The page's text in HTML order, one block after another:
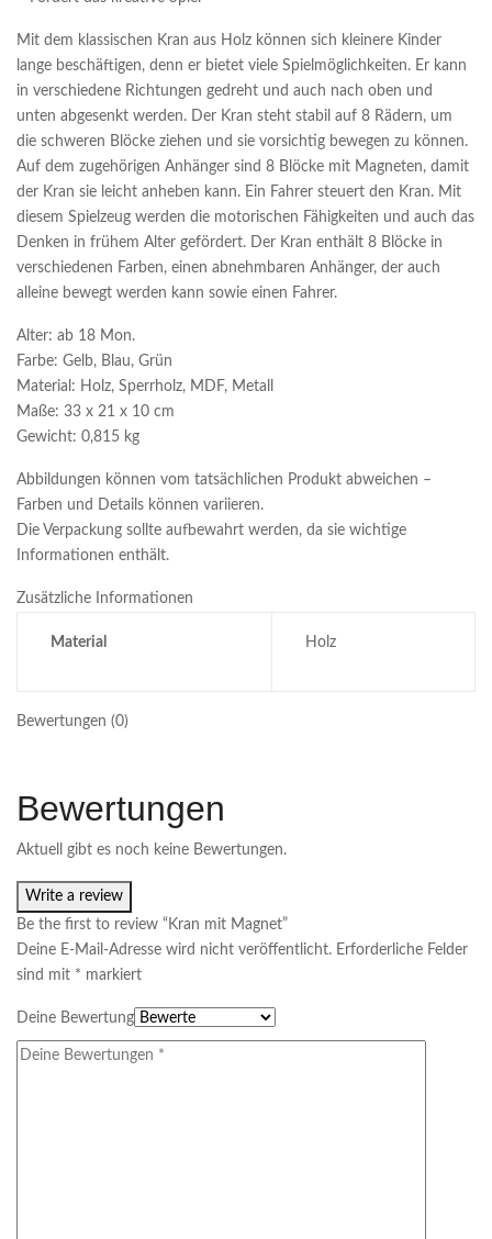
Mit dem klassischen Kran aus Holz können sich kleinere Kinder
lange beschäftigen, denn er bietet viele Spielmöglichkeiten. Er kann
in verschiedene Richtungen gedreht und auch nach oben und
unten abgesenkt werden. Der Kran steht stabil auf 8 Rädern, um
die schweren Blöcke ziehen und sie vorsichtig bewegen zu können.
Auf dem zugehörigen Anhänger sind 8 Blöcke mit Magneten, damit
der Kran sie leicht anheben kann. Ein Fahrer steuert den Kran. Mit
diesem Spielzeug werden die motorischen Fähigkeiten und auch das
Denken in frühem Alter gefördert. Der Kran enthält 8 Blöcke in
verschiedenen Farben, einen abnehmbaren Anhänger, der auch
alleine bewegt werden kann sowie einen Fahrer.
Alter: ab 18 Mon.
Farbe: Gelb, Blau, Grün
Material: Holz, Sperrholz, MDF, Metall
Maße: 33 x 21 x 10 cm
Gewicht: 0,815 kg
Abbildungen können vom tatsächlichen Produkt abweichen –
Farben und Details können variieren.
Die Verpackung sollte aufbewahrt werden, da sie wichtige
Informationen enthält.
Zusätzliche Informationen
Material Holz
Bewertungen (0)
Bewertungen
Aktuell gibt es noch keine Bewertungen.
Write a review
Be the first to review “Kran mit Magnet”
Deine E-Mail-Adresse wird nicht veröffentlicht. Erforderliche Felder
sind mit * markiert
Deine Bewertung